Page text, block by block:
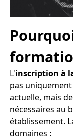
L'inscription à
pas
actuelle, mais
nécessaires au
établissement.
domaines :